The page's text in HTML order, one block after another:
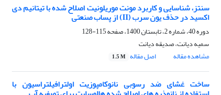
سنتز، شناسایی و کاربرد مونت موریلونیت اصلاح شده با تیتانیم دی
اکسید در حذف یون سرب (II) از پساب صنعتی
دوره 40، شماره 2، تابستان 1400، صفحه
115-128
سمیه دیانت، صدیقه دیانت
مشاهده مقاله
اصل مقاله 1.5 M
ساخت غشای ضد رسوبی نانوکامپوزیت اولترافیلتراسیون با